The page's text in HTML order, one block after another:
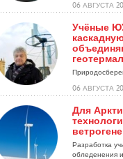
06 АВГУСТА
Учёные
06 АВГУСТА
Для
Разработка
обледенения